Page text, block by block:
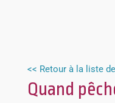
<< Retour à la liste
Quand